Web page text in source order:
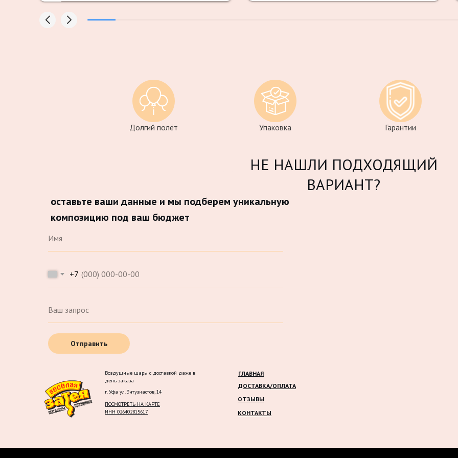
Долгий полёт Упаковка Гарантии
+7
Отправить
оставьте ваши данные и мы подберем уникальную
композицию под ваш бюджет
НЕ НАШЛИ ПОДХОДЯЩИЙ
ВАРИАНТ?
ОТЗЫВЫ
ГЛАВНАЯ
ДОСТАВКА/ОПЛАТА
КОНТАКТЫ
Воздушные шары с доставкой даже в
день заказа
г. Уфа ул. Энтузиастов, 14
ПОСМОТРЕТЬ НА КАРТЕ
ИНН 026402815617